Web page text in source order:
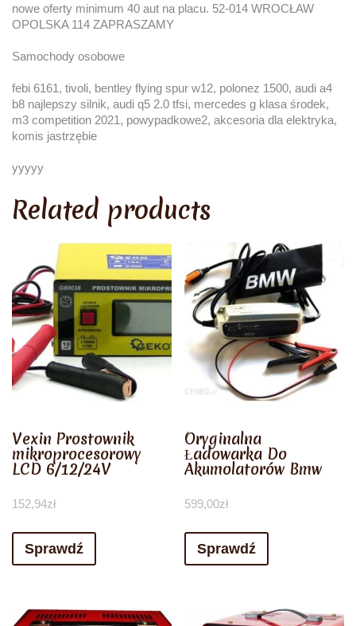
nowe oferty minimum 40 aut na placu. 52-014 WROCŁAW
OPOLSKA 114 ZAPRASZAMY
Samochody osobowe
febi 6161, tivoli, bentley flying spur w12, polonez 1500, audi a4
b8 najlepszy silnik, audi q5 2.0 tfsi, mercedes g klasa środek,
m3 competition 2021, powypadkowe2, akcesoria dla elektryka,
komis jastrzębie
yyyyy
Related products
Vexin Prostownik
mikroprocesorowy
LCD 6/12/24V
152,94zł
Sprawdź
Oryginalna
Ładowarka Do
Akumolatorów Bmw
599,00zł
Sprawdź